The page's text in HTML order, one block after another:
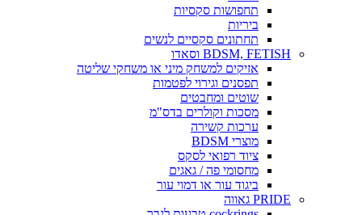
תחפושות סקסיות
ביריות
תחתונים סקסיים לנשים
BDSM, FETISH וסאדו
אזיקים למשחק מיני או משחקי שליטה
תפסנים וגירוי לפטמות
שוטים ומחבטים
מסכות וקולרים בדס"מ
ערכות קשירה
מוצרי BDSM
ציוד רפואי לסקס
מחסומי פה / גאגים
ביגוד עור או דמוי עור
PRIDE גאווה